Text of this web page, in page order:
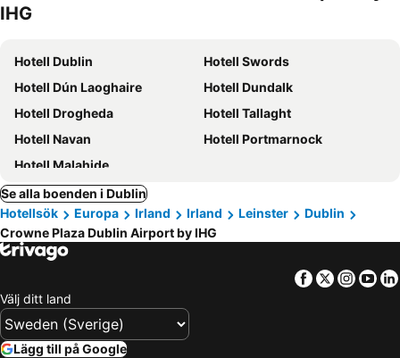
IHG
Hotell Dublin
Hotell Swords
Hotell Dún Laoghaire
Hotell Dundalk
Hotell Drogheda
Hotell Tallaght
Hotell Navan
Hotell Portmarnock
Hotell Malahide
Se alla boenden i Dublin
Hotellsök
Europa Irland Irland Leinster
Dublin
Crowne Plaza Dublin Airport by IHG
Facebook
Twitter
Välj ditt land
Lägg till på Google